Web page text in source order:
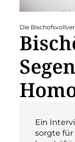
Die
Ein
sorgte für